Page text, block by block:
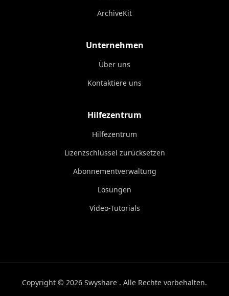
ArchiveKit
Unternehmen
Über uns
Kontaktiere uns
Hilfezentrum
Hilfezentrum
Lizenzschlüssel zurücksetzen
Abonnementverwaltung
Lösungen
Video-Tutorials
Copyright © 2026 Swyshare . Alle Rechte vorbehalten.